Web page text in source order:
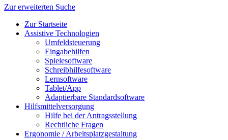
Zur erweiterten Suche
Zur Startseite
Assistive Technologien
Umfeldsteuerung
Eingabehilfen
Spielesoftware
Schreibhilfesoftware
Lernsoftware
Tablet/App
Adaptierbare Standardsoftware
Hilfsmittelversorgung
Hilfe bei der Antragsstellung
Rechtliche Fragen
Ergonomie / Arbeitsplatzgestaltung